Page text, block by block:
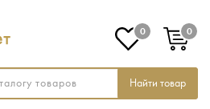
Найти товар
0 0